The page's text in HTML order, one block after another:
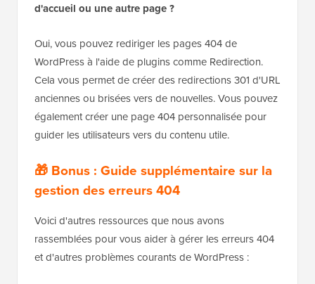
d'accueil ou une autre page ?
Oui, vous pouvez rediriger les pages 404 de
WordPress à l'aide de plugins comme Redirection.
Cela vous permet de créer des redirections 301 d'URL
anciennes ou brisées vers de nouvelles. Vous pouvez
également créer une page 404 personnalisée pour
guider les utilisateurs vers du contenu utile.
🎁 Bonus : Guide supplémentaire sur la
gestion des erreurs 404
Voici d'autres ressources que nous avons
rassemblées pour vous aider à gérer les erreurs 404
et d'autres problèmes courants de WordPress :